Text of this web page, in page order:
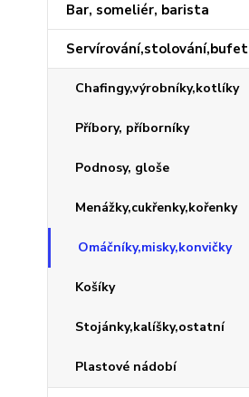
Bar, someliér, barista
Servírování,stolování,bufet
Chafingy,výrobníky,kotlíky
Příbory, příborníky
Podnosy, gloše
Menážky,cukřenky,kořenky
Omáčníky,misky,konvičky
Košíky
Stojánky,kalíšky,ostatní
Plastové nádobí